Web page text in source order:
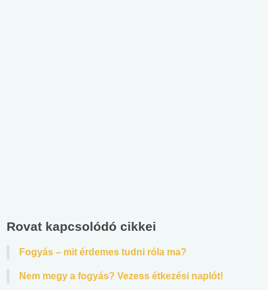
Rovat kapcsolódó cikkei
Fogyás – mit érdemes tudni róla ma?
Nem megy a fogyás? Vezess étkezési naplót!